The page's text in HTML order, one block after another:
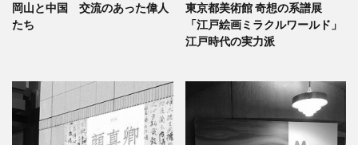
岡山と中国 交流のあった偉人
たち
東京都美術館 奇想の系譜展
「江戸絵画ミラクルワールド」
江戸時代の実力派